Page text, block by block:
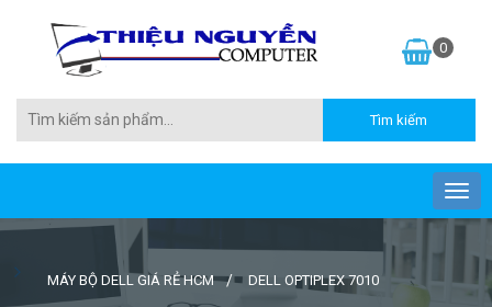
0
MÁY BỘ DELL GIÁ RẺ HCM DELL OPTIPLEX 7010